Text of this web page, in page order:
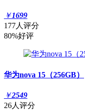
￥1699
177人评分
80%好评
华为nova 15（256GB）
￥2549
26人评分